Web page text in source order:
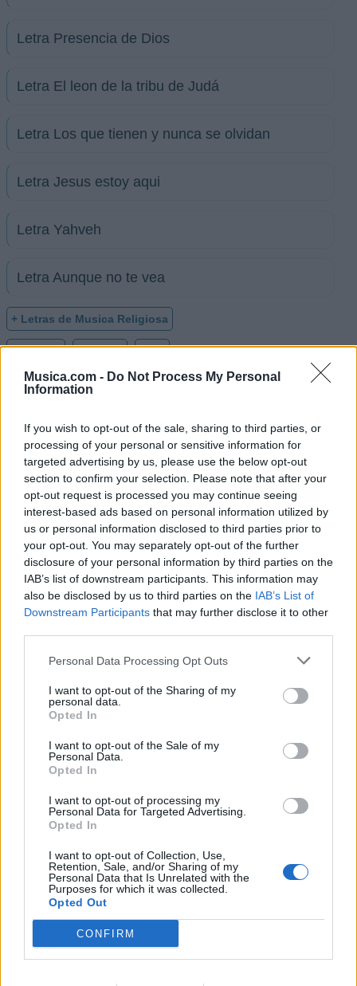
Musica.com - Do Not Process My Personal
Information
If you wish to opt-out of the sale, sharing to third parties, or
processing of your personal or sensitive information for
targeted advertising by us, please use the below opt-out
section to confirm your selection. Please note that after your
opt-out request is processed you may continue seeing
interest-based ads based on personal information utilized by
us or personal information disclosed to third parties prior to
your opt-out. You may separately opt-out of the further
disclosure of your personal information by third parties on the
IAB’s list of downstream participants. This information may
also be disclosed by us to third parties on the IAB’s List of
Downstream Participants that may further disclose it to other
Personal Data Processing Opt Outs
I want to opt-out of the Sharing of my
personal data.
Opted In
I want to opt-out of the Sale of my
Personal Data.
Opted In
I want to opt-out of processing my
Personal Data for Targeted Advertising.
Opted In
I want to opt-out of Collection, Use,
Retention, Sale, and/or Sharing of my
Personal Data that Is Unrelated with the
Purposes for which it was collected.
Opted Out
CONFIRM
Letra Presencia de Dios
Letra El leon de la tribu de Judá
Letra Los que tienen y nunca se olvidan
Letra Jesus estoy aqui
Letra Yahveh
Letra Aunque no te vea
+ Letras de Musica Religiosa
Biografía Ranking Foro
Musica Religiosano está entre los 500 artistas
más apoyados y visitados de esta semana.
¿Apoyar a Musica Religiosa?
32 4
Ranking de Musica Religiosa TOP Música
Comentar Letra
Comenta o pregunta lo que desees sobre Musica
Religiosa o 'Los que tienen y nunca se olvidan'